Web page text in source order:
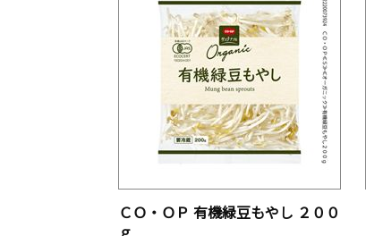
ＣＯ・ＯＰ 有機緑豆もやし ２００
ｇ